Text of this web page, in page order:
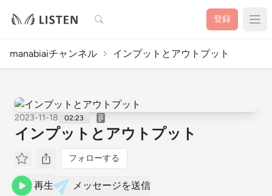
検索 登録
manabiaiチャンネル インプットとアウトプット
2023-11-18 02:23
インプットとアウトプット
フォローする
再生 メッセージを送信